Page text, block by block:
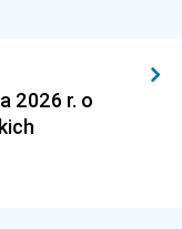
2026 r. o